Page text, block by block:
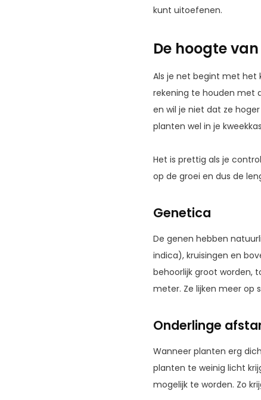
kunt uitoefenen.
De hoogte
Als je net begint met het
rekening te houden met
en wil je niet dat ze
planten wel in je
Het is prettig als je
op de groei en dus de
Genetica
De genen hebben
indica), kruisingen en
behoorlijk groot worden,
meter. Ze lijken meer op
Onderlinge
Wanneer planten erg
planten te weinig licht
mogelijk te worden. Zo